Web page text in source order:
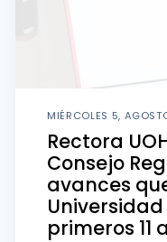
MIÉRCOLES 5,
Rectora
Consejo
avances
primeros 11